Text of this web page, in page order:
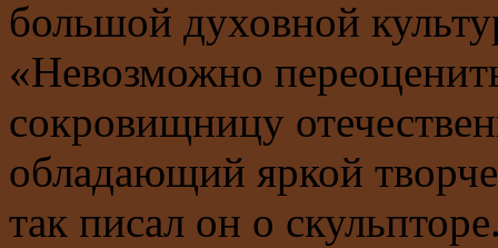
большой духовной
«Невозможно
сокровищницу
обладающий яркой
так писал он о